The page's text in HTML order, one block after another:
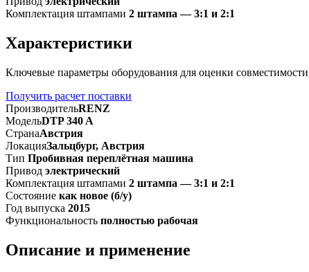
Комплектация штампами 2 штампа — 3:1 и 2:1
Характеристики
Ключевые параметры оборудования для оценки
Получить расчет поставки
ПроизводительRENZ
МодельDTP 340 A
СтранаАвстрия
ЛокацияЗальцбург, Австрия
Тип Пробивная переплётная машина
Привод электрический
Комплектация штампами 2 штампа — 3:1 и 2:1
Состояние как новое (б/у)
Год выпуска 2015
Функциональность полностью рабочая
Описание и применение